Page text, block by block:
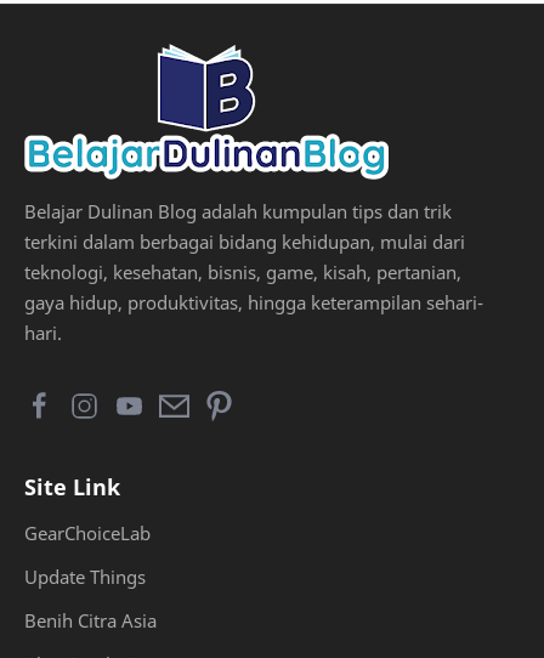
Belajar Dulinan Blog adalah kumpulan tips dan trik
terkini dalam berbagai bidang kehidupan, mulai dari
teknologi, kesehatan, bisnis, game, kisah, pertanian,
gaya hidup, produktivitas, hingga keterampilan sehari-
hari.
Site Link
GearChoiceLab
Update Things
Benih Citra Asia